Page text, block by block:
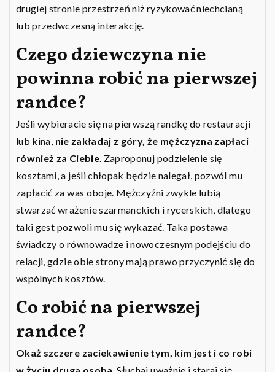
drugiej stronie przestrzeń niż ryzykować niechcianą
lub przedwczesną interakcję.
Czego dziewczyna nie
powinna robić na pierwszej
randce?
Jeśli wybieracie się na pierwszą randkę do restauracji
lub kina, nie zakładaj z góry, że mężczyzna zapłaci
również za Ciebie. Zaproponuj podzielenie się
kosztami, a jeśli chłopak będzie nalegał, pozwól mu
zapłacić za was oboje. Mężczyźni zwykle lubią
stwarzać wrażenie szarmanckich i rycerskich, dlatego
taki gest pozwoli mu się wykazać. Taka postawa
świadczy o równowadze i nowoczesnym podejściu do
relacji, gdzie obie strony mają prawo przyczynić się do
wspólnych kosztów.
Co robić na pierwszej
randce?
Okaż szczere zaciekawienie tym, kim jest i co robi
w życiu druga osoba . Słuchaj uważnie i staraj się